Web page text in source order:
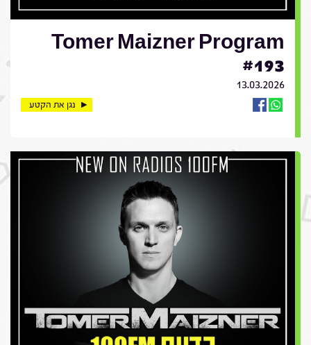
Tomer Maizner Program
#193
13.03.2026
נגן את הקטע